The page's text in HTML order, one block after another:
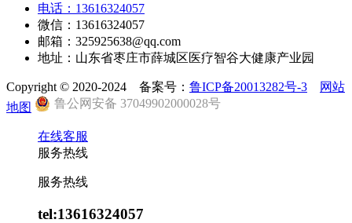
电话：13616324057
微信：13616324057
邮箱：325925638@qq.com
地址：山东省枣庄市薛城区医疗智谷大健康产业园
Copyright © 2020-2024 备案号： 鲁ICP备20013282号-3
网站
地图
鲁公网安备 37049902000028号
在线客服
服务热线
服务热线
tel:13616324057